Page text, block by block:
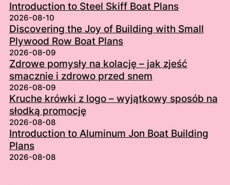
Introduction to Steel Skiff Boat Plans
2026-08-10
Discovering the Joy of Building with Small
Plywood Row Boat Plans
2026-08-09
Zdrowe pomysły na kolację – jak zjeść
smacznie i zdrowo przed snem
2026-08-09
Kruche krówki z logo – wyjątkowy sposób na
słodką promocję
2026-08-08
Introduction to Aluminum Jon Boat Building
Plans
2026-08-08